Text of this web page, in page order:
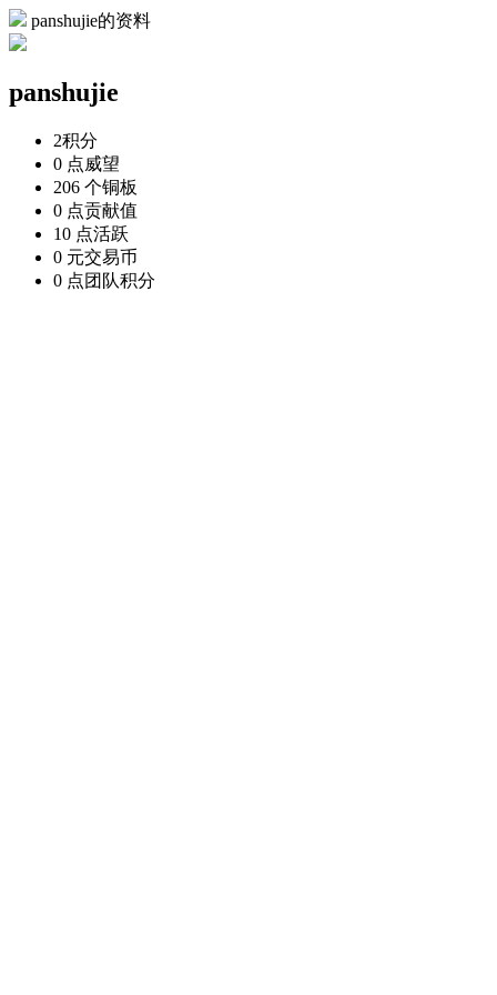
panshujie的资料
panshujie
2积分
0 点威望
206 个铜板
0 点贡献值
10 点活跃
0 元交易币
0 点团队积分